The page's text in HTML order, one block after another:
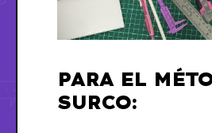
PARA EL
SURCO: